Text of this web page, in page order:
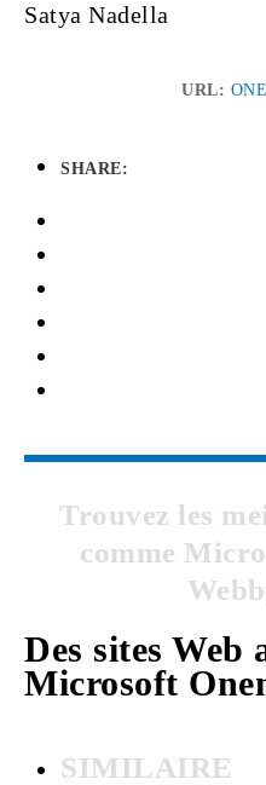
Satya Nadella
URL:
SHARE:
Trouvez les
comme
Des sites
Microsoft
SIMILAIRE